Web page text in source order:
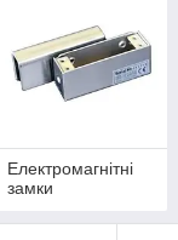
Електромагнітні
замки